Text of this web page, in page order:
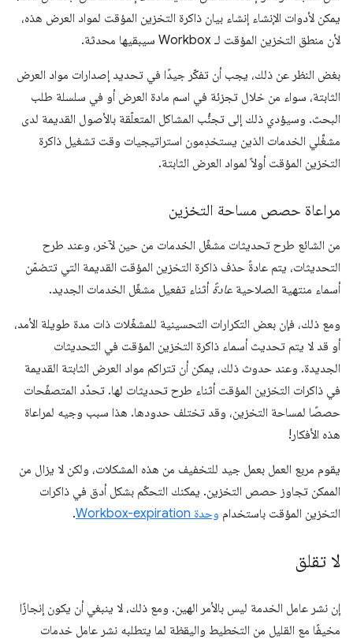
يمكن لأدوات الإنشاء إنشاء بيان ذاكرة التخزين المؤقت لمواد العرض هذه،
لأن منطق التخزين المؤقت لـ Workbox سيبقيها محدثة.
بغض النظر عن ذلك، يجب أن تفكّر جيدًا في تحديد إصدارات مواد العرض
الثابتة، سواء من خلال تجزئة في اسم مادة العرض أو في سلسلة طلب
البحث. وسيؤدي ذلك إلى تجنُّب المشاكل المتعلّقة بالأصول القديمة لدى
مشغِّلي الخدمات الذين يستخدِمون استراتيجيات وقت تشغيل ذاكرة
التخزين المؤقت أولاً لمواد العرض الثابتة.
مراعاة حصص مساحة التخزين
من الشائع طرح تحديثات مشغّل الخدمات من حين لآخر، وعند طرح
التحديثات، يتم عادةً حذف ذاكرة التخزين المؤقت القديمة التي تتضمّن
أسماء منتهية الصلاحية عادةً أثناء تفعيل مشغّل الخدمات الجديد.
ومع ذلك، فإن بعض التكرارات التحسينية للمشغّلات ذات مدة طويلة الأمد،
أو قد لا يتم تحديث أسماء ذاكرة التخزين المؤقت في التحديثات
الجديدة. وعند حدوث ذلك، يمكن أن تتراكم مواد العرض الثابتة القديمة
في ذاكرات التخزين المؤقت أثناء طرح تحديثات لها. تحدّد المتصفّحات
حصصًا لمساحة التخزين، وقد تختلف حدودها. هذا سبب وجيه لمراعاة
هذه الأفكار!
يقوم مربع العمل بعمل جيد للتخفيف من هذه المشكلات، ولكن لا يزال من
الممكن تجاوز حصص التخزين. يمكنك التحكّم بشكل أدق في ذاكرات
التخزين المؤقت باستخدام وحدة Workbox-expiration .
لا تقلق
إن نشر عامل الخدمة ليس بالأمر الهين. ومع ذلك، لا ينبغي أن يكون إنجازًا
مخيفًا مع القليل من التخطيط واليقظة لما يتطلبه نشر عامل خدمات